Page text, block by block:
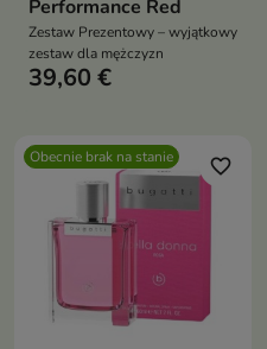
Performance Red
Zestaw Prezentowy – wyjątkowy
zestaw dla mężczyzn
39,60 €
Obecnie brak na stanie favorite_border